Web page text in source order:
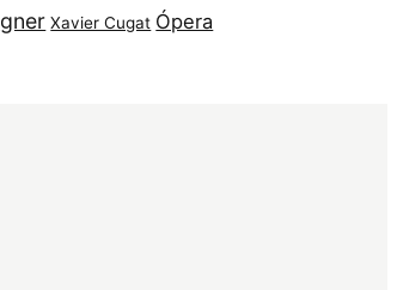
Xavier Cugat Ópera